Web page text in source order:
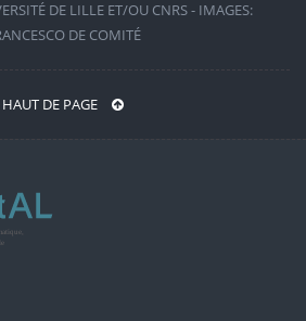
DE LILLE ET/OU CNRS - IMAGES:
DE COMITÉ
HAUT DE PAGE